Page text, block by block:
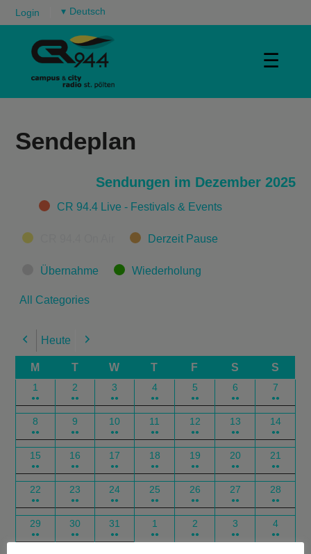
Login ▾
☰
Sendeplan
Sendungen im Dezember 2025
CategoriesCR 94.4 Live - Festivals & Events
Derzeit Pause
Übernahme Wiederholung
All Categories
Previous
Heute Next
M T W T F S S
1
●●
2
●●
3
●●
4
●●
5
●●
6
●●
7
●●
8
●●
9
●●
10
●●
11
●●
12
●●
13
●●
14
●●
15
●●
16
●●
17
●●
18
●●
19
●●
20
●●
21
●●
22
●●
23
●●
24
●●
25
●●
26
●●
27
●●
28
●●
29
●●
30
●●
31
●●
1
●●
2
●●
3
●●
4
●●